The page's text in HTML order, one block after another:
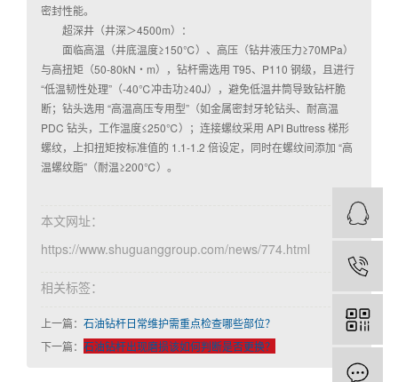
密封性能。
超深井（井深＞4500m）：
面临高温（井底温度≥150℃）、高压（钻井液压力≥70MPa）
与高扭矩（50-80kN・m），钻杆需选用 T95、P110 钢级，且进行
“低温韧性处理”（-40℃冲击功≥40J），避免低温井筒导致钻杆脆
断；钻头选用 “高温高压专用型”（如金属密封牙轮钻头、耐高温
PDC 钻头，工作温度≤250℃）；连接螺纹采用 API Buttress 梯形
螺纹，上扣扭矩按标准值的 1.1-1.2 倍设定，同时在螺纹间添加 “高
温螺纹脂”（耐温≥200℃）。
本文网址：
https://www.shuguanggroup.com/news/774.html
相关标签：
上一篇： 石油钻杆日常维护需重点检查哪些部位？
下一篇： 石油钻杆出现磨损该如何判断是否更换？